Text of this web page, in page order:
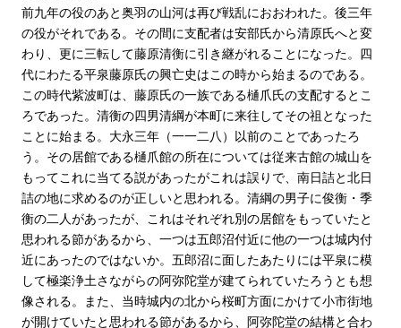
前九年の役のあと奥羽の山河は再び戦乱におおわれた。後三年
の役がそれである。その間に支配者は安部氏から清原氏へと変
わり、更に三転して藤原清衡に引き継がれることになった。四
代にわたる平泉藤原氏の興亡史はこの時から始まるのである。
この時代紫波町は、藤原氏の一族である樋爪氏の支配するとこ
ろであった。清衡の四男清綱が本町に来往してその祖となった
ことに始まる。大永三年（一一二八）以前のことであったろ
う。その居館である樋爪館の所在については従来古館の城山を
もってこれに当てる説があったがこれは誤りで、南日詰と北日
詰の地に求めるのが正しいと思われる。清綱の男子に俊衡・季
衡の二人があったが、これはそれぞれ別の居館をもっていたと
思われる節があるから、一つは五郎沼付近に他の一つは城内付
近にあったのではないか。五郎沼に面したあたりには平泉に模
して極楽浄土さながらの阿弥陀堂が建てられていたろうとも想
像される。また、当時城内の北から桜町方面にかけて小市街地
が開けていたと思われる節があるから、阿弥陀堂の結構と合わ